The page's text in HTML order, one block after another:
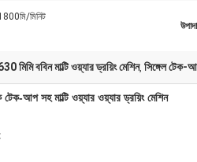
মিনিট
মিমি ববিন মাল্টি ওয়্যার ড্রয়িং মেশিন, সিঙ্গেল টেক-
আপ সহ মাল্টি ওয়্যার ওয়্যার ড্রয়িং মেশিন